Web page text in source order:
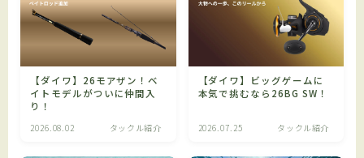
【ダイワ】26モアザン！ベ
イトモデルがついに仲間入
り！
2026.08.02 タックル紹介
【ダイワ】ビッグゲームに
本気で挑むなら26BG SW！
2026.07.25 タックル紹介